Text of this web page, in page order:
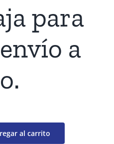
para
a
al carrito